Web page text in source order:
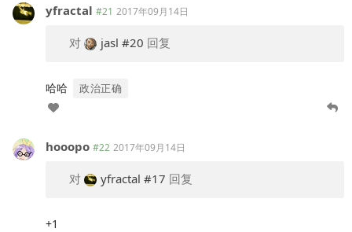
yfractal #21 2017年09月14日
对 jasl #20 回复
哈哈 政治正确
hooopo #22 2017年09月14日
对 yfractal #17 回复
+1